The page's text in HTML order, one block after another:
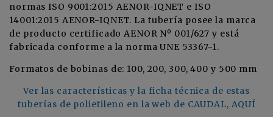
normas ISO 9001:2015 AENOR-IQNET e ISO
14001:2015 AENOR-IQNET. La tubería posee la marca
de producto certificado AENOR Nº 001/627 y está
fabricada conforme a la norma UNE 53367-1.
Formatos de bobinas de: 100, 200, 300, 400 y 500 mm
Ver las características y la ficha técnica de estas
tuberías de polietileno en la web de CAUDAL, AQUÍ